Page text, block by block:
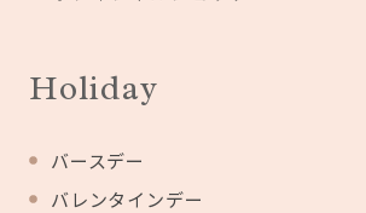
Holiday
バースデー
バレンタインデー